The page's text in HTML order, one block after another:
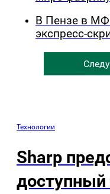
В Пензе в
экспресс-
Технологии
Sharp